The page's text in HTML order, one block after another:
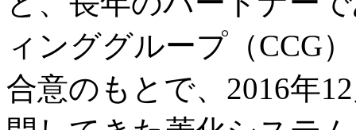
ィンググループ（CCG
合意のもとで、2016年